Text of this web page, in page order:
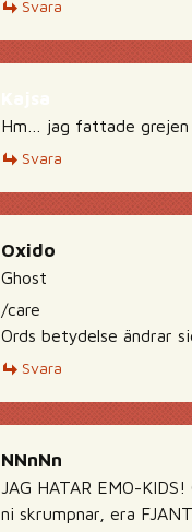
Svara
Hm… jag fattade grejen
Svara
Oxido
Ghost
/care
Ords betydelse ändrar
Svara
NNnNn
JAG HATAR EMO-
ni skrumpnar, era